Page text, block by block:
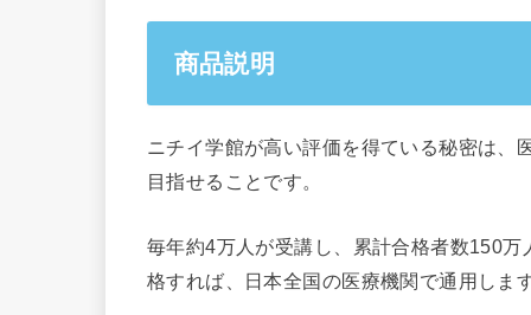
商品説明
ニチイ学館が高い評価を得ている秘密は、
目指せることです。
毎年約4万人が受講し、累計合格者数150
格すれば、日本全国の医療機関で通用しま